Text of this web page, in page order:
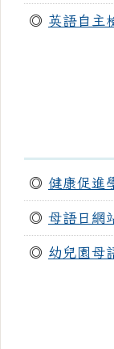
◎ 英語自主
◎ 健康促進
◎ 母語日網
◎ 幼兒園母